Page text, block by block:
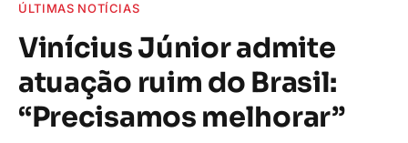
ÚLTIMAS NOTÍCIAS
Vinícius Júnior admite
atuação ruim do Brasil:
“Precisamos melhorar”